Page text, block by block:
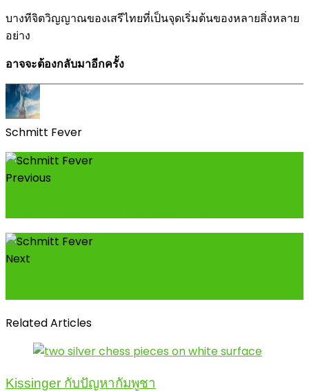
บางทีจิตวิญญาณของเสรีไทยที่เป็นจุดเริ่มต้นของหลายสิ่งหลาย
อย่าง
อาจจะต้องกลับมาอีกครั้ง
Schmitt Fever
Previous
Next
Related Articles
Kissinger กับปัญหากัมพูชา